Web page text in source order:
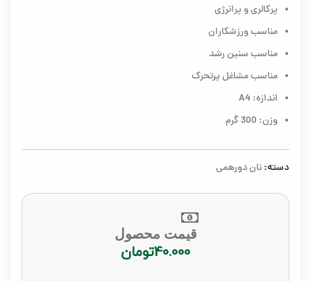
پرکالری و پرانرژی
مناسب ورزشکاران
مناسب سنین رشد
مناسب مشاغل پرتحرک
اندازه: A4
وزن: 300 گرم
دسته:نان دورهمی
قیمت محصول
40.000تومان